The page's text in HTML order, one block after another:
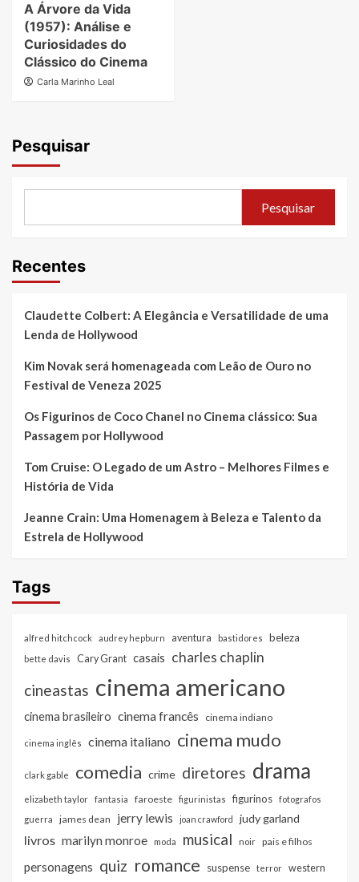
A Árvore da Vida
(1957): Análise e
Curiosidades do
Clássico do Cinema
Carla Marinho Leal
Pesquisar
Pesquisar
Recentes
Claudette Colbert: A Elegância e Versatilidade de uma
Lenda de Hollywood
Kim Novak será homenageada com Leão de Ouro no
Festival de Veneza 2025
Os Figurinos de Coco Chanel no Cinema clássico: Sua
Passagem por Hollywood
Tom Cruise: O Legado de um Astro – Melhores Filmes e
História de Vida
Jeanne Crain: Uma Homenagem à Beleza e Talento da
Estrela de Hollywood
Tags
alfred hitchcock audrey hepburn aventura bastidores beleza
bette davis Cary Grant casais charles chaplin
cineastas cinema americano
cinema brasileiro cinema francês cinema indiano
cinema inglês cinema italiano cinema mudo
clark gable comedia crime diretores drama
elizabeth taylor fantasia faroeste figurinistas figurinos
fotografos
guerra
james dean jerry lewis joan crawford judy garland
livros marilyn monroe moda musical noir pais e filhos
personagens quiz romance suspense terror western